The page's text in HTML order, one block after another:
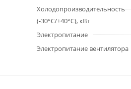
Холодопроизводительность
(-30°C/+40°C), кВт
Электропитание
Электропитание вентилятора